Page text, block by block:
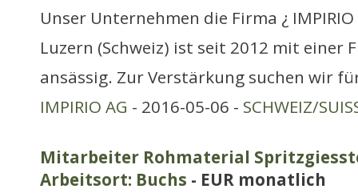
Unser Unternehmen die Firma ¿
Luzern (Schweiz) ist seit 2012 mit einer
ansässig. Zur Verstärkung suchen wir
IMPIRIO AG - 2016-05-06 - SCHWEIZ/
Mitarbeiter Rohmaterial
Arbeitsort: Buchs - EUR monatlich